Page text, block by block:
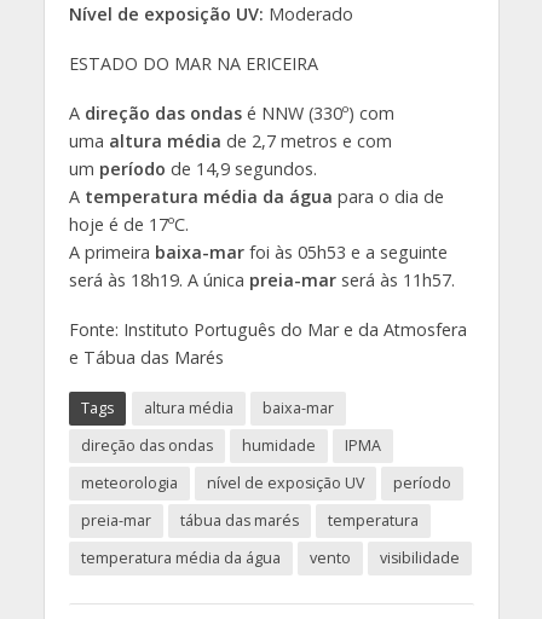
Nível de exposição UV: Moderado
ESTADO DO MAR NA ERICEIRA
A direção das ondasé NNW (330º) com
uma altura média de 2,7 metros e com
um período de 14,9 segundos.
Atemperatura média da água para o dia de
hoje é de 17ºC.
A primeira baixa-marfoi às 05h53 e a seguinte
será às 18h19. A única preia-marserá às 11h57.
Fonte: Instituto Português do Mar e da Atmosfera
e Tábua das Marés
Tags altura média
baixa-mar
direção das ondas
humidade
IPMA
meteorologia
nível de exposição UV
período
preia-mar
tábua das marés
temperatura
temperatura média da água
vento visibilidade